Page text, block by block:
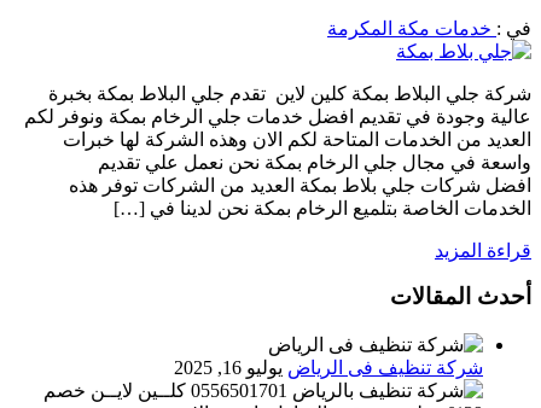
في : خدمات مكة المكرمة
شركة جلي البلاط بمكة كلين لاين تقدم جلي البلاط بمكة بخبرة
عالية وجودة في تقديم افضل خدمات جلي الرخام بمكة ونوفر لكم
العديد من الخدمات المتاحة لكم الان وهذه الشركة لها خبرات
واسعة في مجال جلي الرخام بمكة نحن نعمل علي تقديم
افضل شركات جلي بلاط بمكة العديد من الشركات توفر هذه
الخدمات الخاصة بتلميع الرخام بمكة نحن لدينا في […]
قراءة المزيد
أحدث المقالات
شركة تنظيف فى الرياض يوليو 16, 2025